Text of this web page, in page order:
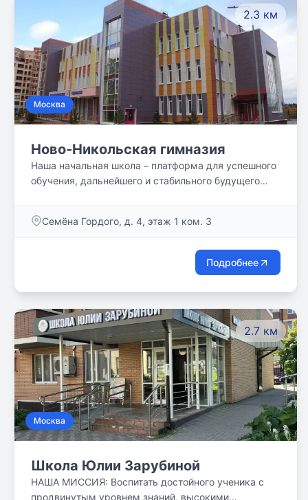
2.3 км
Москва
Ново-Никольская гимназия
Наша начальная школа – платформа для успешного
обучения, дальнейшего и стабильного будущего
Семёна Гордого, д. 4, этаж 1 ком. 3
Подробнее
2.7 км
Москва
Школа Юлии Зарубиной
НАША МИССИЯ: Воспитать достойного ученика с
продвинутым уровнем знаний, высокими